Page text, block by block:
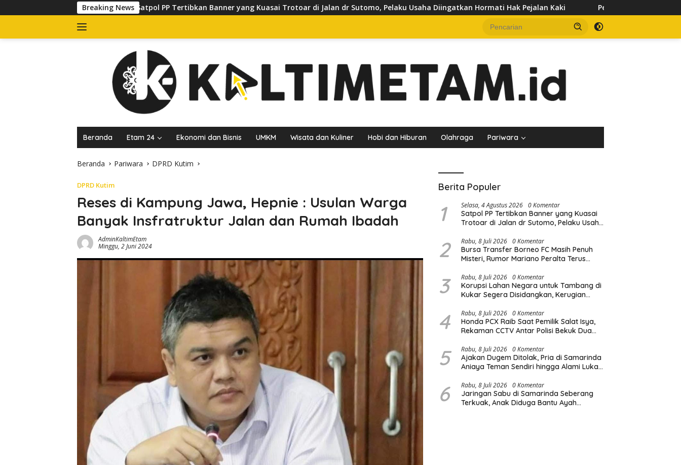
ke
Breaking News
Satpol PP Tertibkan Banner yang Kuasai Trotoar di Jalan dr Sutomo, Pelaku Usaha Diingatkan Hormati Hak Pejalan Kaki Pedagang Keluhkan Sepinya Pasar Pagi
Beranda Etam 24 Ekonomi dan Bisnis UMKM Wisata dan Kuliner Hobi dan Hiburan Olahraga Pariwara
Beranda Pariwara DPRD Kutim
DPRD Kutim
Reses di Kampung Jawa, Hepnie : Usulan Warga
Banyak Insfratruktur Jalan dan Rumah Ibadah
AdminKaltimEtam
Minggu, 2 Juni 2024
Berita Populer
1 Selasa, 4 Agustus 2026 0 Komentar
Satpol PP Tertibkan Banner yang Kuasai
Trotoar di Jalan dr Sutomo, Pelaku Usaha
2 Rabu, 8 Juli 2026 0 Komentar
Bursa Transfer Borneo FC Masih Penuh
Misteri, Rumor Mariano Peralta Terus
3 Rabu, 8 Juli 2026 0 Komentar
Korupsi Lahan Negara untuk Tambang di
Kukar Segera Disidangkan, Kerugian
4 Rabu, 8 Juli 2026 0 Komentar
Honda PCX Raib Saat Pemilik Salat Isya,
Rekaman CCTV Antar Polisi Bekuk Dua
5 Rabu, 8 Juli 2026 0 Komentar
Ajakan Dugem Ditolak, Pria di Samarinda
Aniaya Teman Sendiri hingga Alami Luka
6 Rabu, 8 Juli 2026 0 Komentar
Jaringan Sabu di Samarinda Seberang
Terkuak, Anak Diduga Bantu Ayah